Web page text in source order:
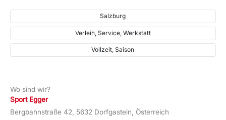
Salzburg
Verleih, Service, Werkstatt
Vollzeit, Saison
Wo sind wir?
Sport Egger
Bergbahnstraße 42, 5632 Dorfgastein, Österreich